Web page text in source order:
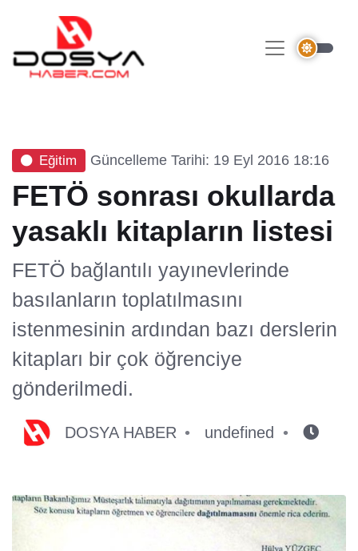
Eğitim Güncelleme Tarihi: 19 Eyl 2016 18:16
FETÖ sonrası okullarda
yasaklı kitapların listesi
FETÖ bağlantılı yayınevlerinde
basılanların toplatılmasını
istenmesinin ardından bazı derslerin
kitapları bir çok öğrenciye
gönderilmedi.
DOSYA HABER undefined